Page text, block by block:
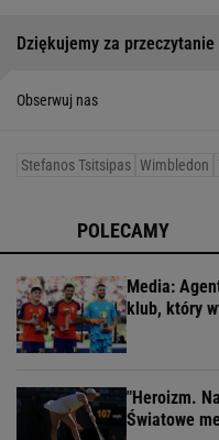
Dziękujemy za przeczytanie
Obserwuj nas
Stefanos Tsitsipas Wimbledon
POLECAMY
Media:
klub, który
"Heroizm.
Światowe